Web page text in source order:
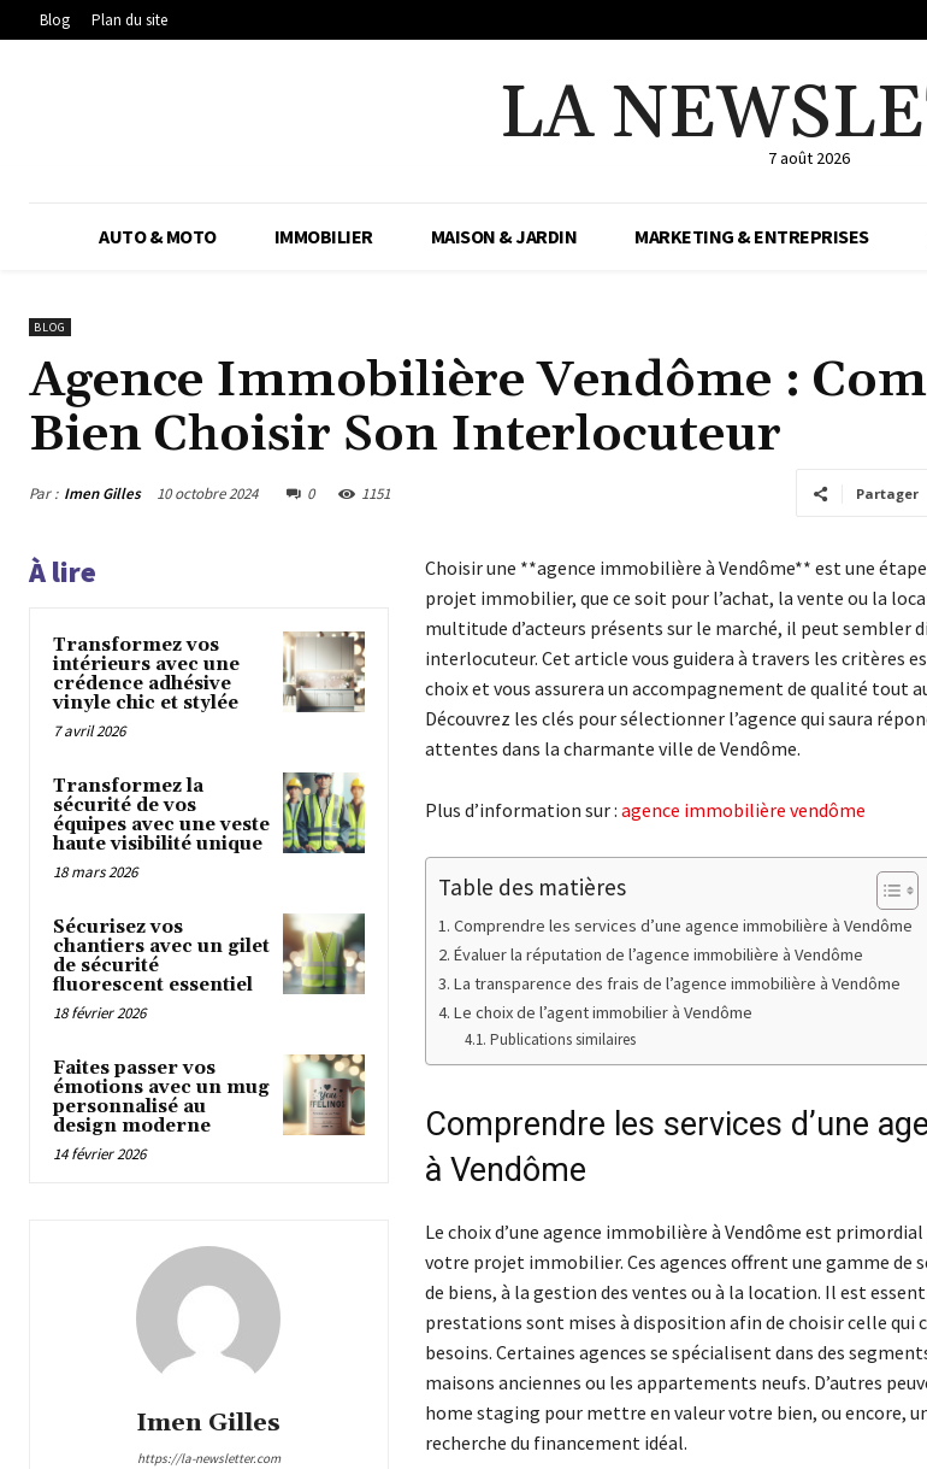
Blog Plan du site
LA 7 août 2026
AUTO & MOTO IMMOBILIER MAISON & JARDIN MARKETING & ENTREPRISES
BLOG
Agence Immobilière Vendôme :
Bien Choisir Son Interlocuteur
Par : Imen Gilles 10 octobre 2024 0 1151 Partager
À lire
Transformez vos
intérieurs avec une
crédence adhésive
vinyle chic et stylée
7 avril 2026
Transformez la
sécurité de vos
équipes avec une veste
haute visibilité unique
18 mars 2026
Sécurisez vos
chantiers avec un gilet
de sécurité
fluorescent essentiel
18 février 2026
Faites passer vos
émotions avec un mug
personnalisé au
design moderne
14 février 2026
Imen Gilles
https://la-newsletter.com
Choisir une **agence immobilière à Vendôme** est une
projet immobilier, que ce soit pour l’achat, la vente ou la
multitude d’acteurs présents sur le marché, il peut sembler
interlocuteur. Cet article vous guidera à travers les critères
choix et vous assurera un accompagnement de qualité tout
Découvrez les clés pour sélectionner l’agence qui saura
attentes dans la charmante ville de Vendôme.
Plus d’information sur : agence immobilière vendôme
Table des matières
Comprendre les services d’une agence immobilière à Vendôme
Évaluer la réputation de l’agence immobilière à Vendôme
La transparence des frais de l’agence immobilière à Vendôme
Le choix de l’agent immobilier à Vendôme
Publications similaires
Comprendre les services d’une
à Vendôme
Le choix d’une agence immobilière à Vendôme est
votre projet immobilier. Ces agences offrent une gamme de
de biens, à la gestion des ventes ou à la location. Il est
prestations sont mises à disposition afin de choisir celle qui
besoins. Certaines agences se spécialisent dans des
maisons anciennes ou les appartements neufs. D’autres
home staging pour mettre en valeur votre bien, ou encore,
recherche du financement idéal.